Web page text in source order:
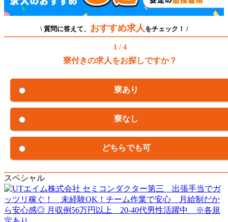
\ 質問に答えて、 おすすめ求人 をチェック！ /
1 / 4
寮付きの求人をお探しですか？
寮あり
寮なし
どちらでも可
スペシャル